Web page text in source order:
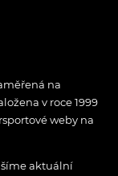
na
v roce 1999
weby na
aktuální